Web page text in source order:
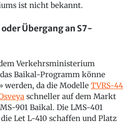
ist nicht bekannt.
Übergang an S7-
Verkehrsministerium
Baikal-Programm könne
werden, da die Modelle TVRS-44
schneller auf dem Markt
901 Baikal. Die LMS-401
Let L-410 schaffen und Platz